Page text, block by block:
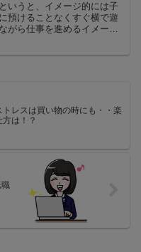
いうと、イメージ的には子
預けることなくすぐ横で遊
がら仕事を進めるイメージ
トレスは買い物の時にも・・楽
は！？